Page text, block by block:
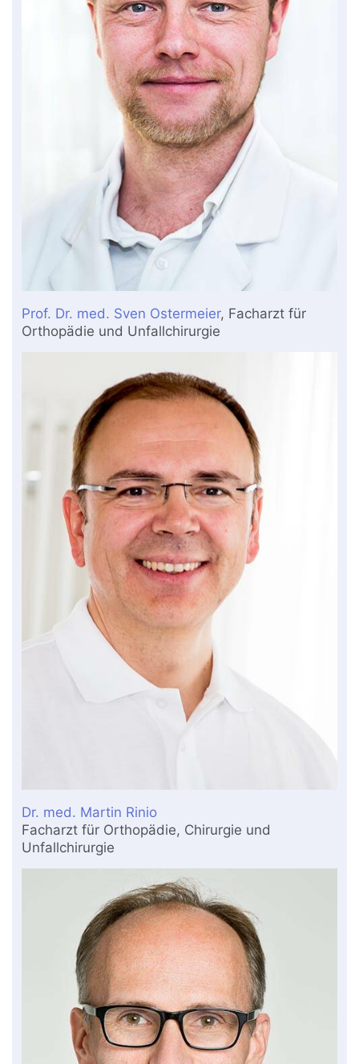
Prof. Dr. med. Sven Ostermeier, Facharzt für
Orthopädie und Unfallchirurgie
Dr. med. Martin Rinio
Facharzt für Orthopädie, Chirurgie und
Unfallchirurgie